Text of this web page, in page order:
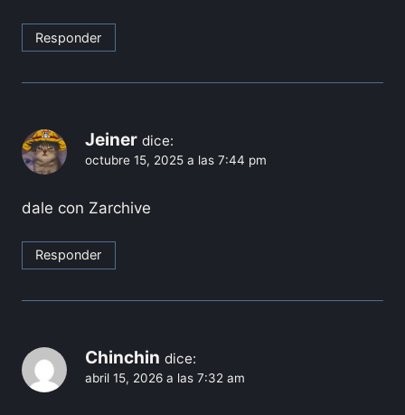
Responder
Jeiner dice:
octubre 15, 2025 a las 7:44 pm
dale con Zarchive
Responder
Chinchin dice:
abril 15, 2026 a las 7:32 am